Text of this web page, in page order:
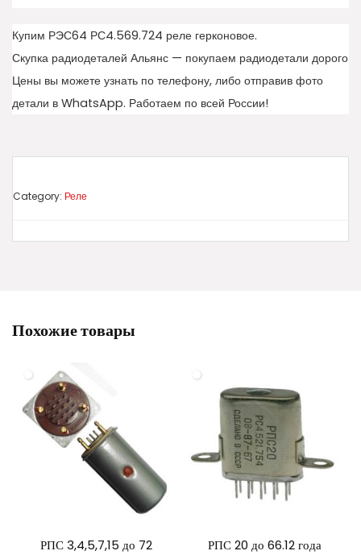
Купим РЭС64 РС4.569.724 реле герконовое.
Скупка радиодеталей Альянс — покупаем радиодетали дорого
Цены вы можете узнать по телефону, либо отправив фото
детали в WhatsApp. Работаем по всей России!
Category: Реле
Похожие товары
РПС 3,4,5,7,15 до 72
РПС 20 до 66.12 года